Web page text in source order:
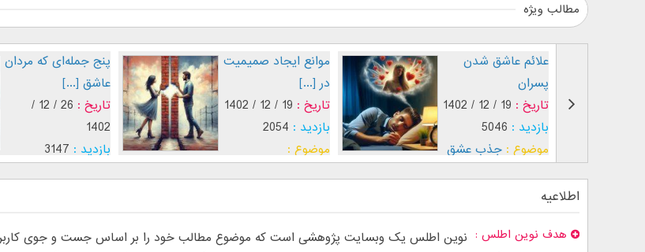
مطالب ویژه
پنج جمله‌ای که مردان
عاشق [...]
تاریخ :
26 / 12 /
1402
بازدید : 3147
موانع ایجاد صمیمیت
در [...]
تاریخ : 19 / 12 / 1402
بازدید : 2054
موضوع :
علائم عاشق شدن
پسران
تاریخ : 19 / 12 / 1402
بازدید : 5046
موضوع : جذب عشق
اطلاعیه
هدف نوین اطلس
نوین اطلس یک وبسایت پژوهشی است که موضوع مطالب خود را بر اساس جست و جوی